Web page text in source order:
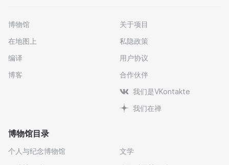
博物馆
在地图上
编译
博客
关于项目
私隐政策
用户协议
合作伙伴
我们是VKontakte
我们在禅
博物馆目录
个人与纪念博物馆
文学